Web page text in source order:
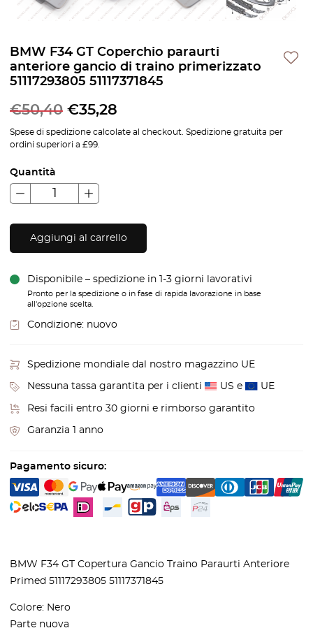
BMW F34 GT Coperchio paraurti
anteriore gancio di traino primerizzato
51117293805 51117371845
€50,40 €35,28
Spese di spedizione calcolate al checkout. Spedizione gratuita per
ordini superiori a £99.
Quantità
Aggiungi al carrello
Disponibile – spedizione in 1-3 giorni lavorativi
Pronto per la spedizione o in fase di rapida lavorazione in base
all'opzione scelta.
Condizione: nuovo
Spedizione mondiale dal nostro magazzino UE
Nessuna tassa garantita per i clienti US e UE
Resi facili entro 30 giorni e rimborso garantito
Garanzia 1 anno
Pagamento sicuro:
BMW F34 GT Copertura Gancio Traino Paraurti Anteriore
Primed 51117293805 51117371845
Colore: Nero
Parte nuova